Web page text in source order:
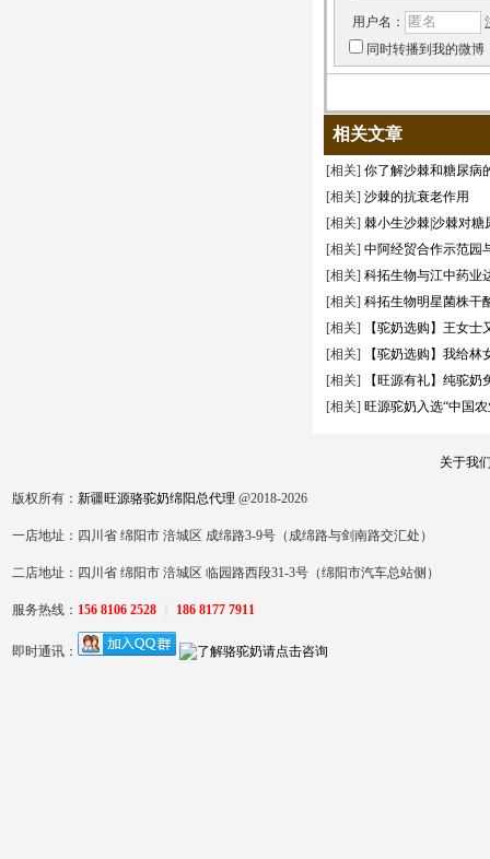
用户名：
同时转播到我的微博
相关文章
[相关] 你了解沙棘和糖尿病
[相关] 沙棘的抗衰老作用
[相关] 棘小生沙棘|沙棘对糖
[相关] 中阿经贸合作示范园
[相关] 科拓生物与江中药业
[相关] 科拓生物明星菌株干
[相关]
【驼奶选购】王女
[相关]
【驼奶选购】我给
[相关]
【旺源有礼】纯驼
[相关] 旺源驼奶入选“中国
关于我
版权所有： 新疆旺源骆驼奶绵阳总代理 @2018-2026
一店地址：四川省 绵阳市 涪城区 成绵路3-9号（成绵路与剑南路交汇处）
二店地址：四川省 绵阳市 涪城区 临园路西段31-3号（绵阳市汽车总站侧）
服务热线： 156 8106 2528 186 8177 7911
即时通讯：